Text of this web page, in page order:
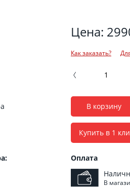
Цена:
Как заказать?
В корзину
Купить в 1
Оплата
В